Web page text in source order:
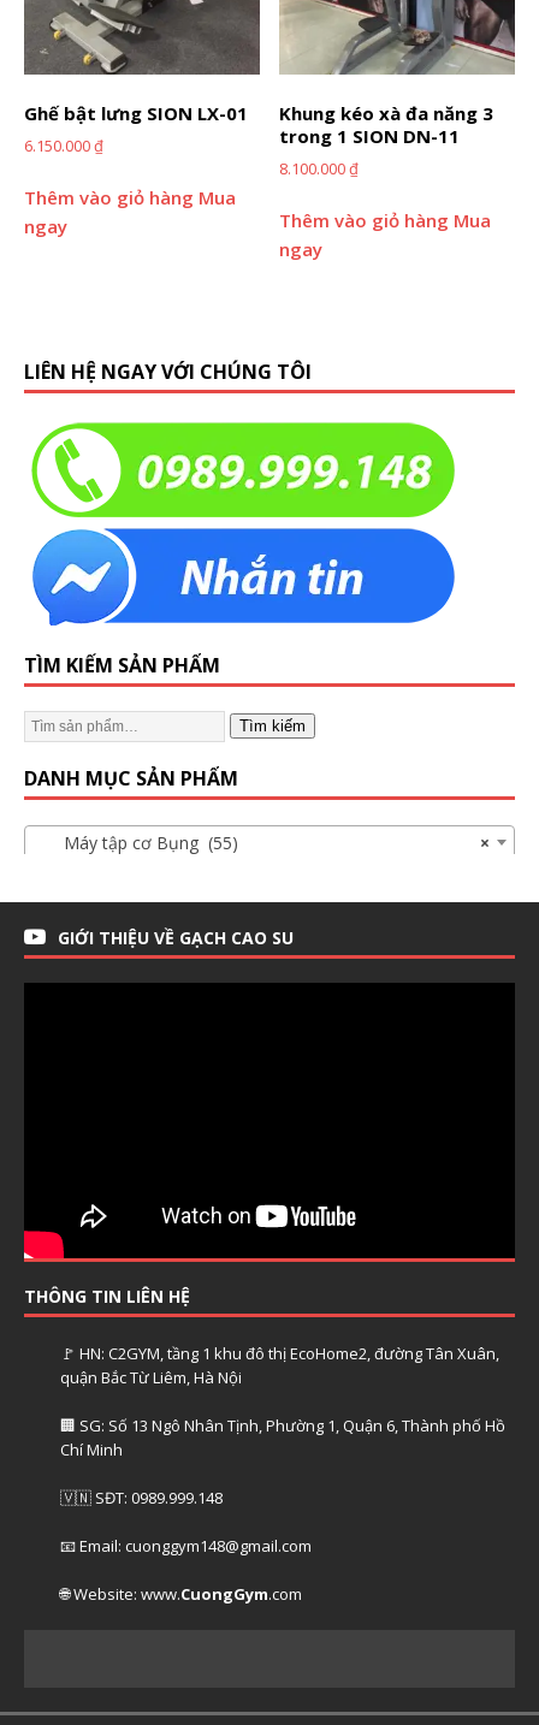
Ghế bật lưng SION LX-01
6.150.000₫
Thêm vào giỏ hàng Mua
ngay
Khung kéo xà đa năng 3
trong 1 SION DN-11
8.100.000₫
Thêm vào giỏ hàng Mua
ngay
LIÊN HỆ NGAY VỚI CHÚNG TÔI
TÌM KIẾM SẢN PHẨM
Tìm kiếm
DANH MỤC SẢN PHẨM
×
Máy tập cơ Bụng (55)
GIỚI THIỆU VỀ GẠCH CAO SU
THÔNG TIN LIÊN HỆ
🚩 HN: C2GYM, tầng 1 khu đô thị EcoHome2, đường Tân Xuân,
quận Bắc Từ Liêm, Hà Nội
🏢 SG: Số 13 Ngô Nhân Tịnh, Phường 1, Quận 6, Thành phố Hồ
Chí Minh
🇻🇳 SĐT: 0989.999.148
📧 Email: cuonggym148@gmail.com
🌐 Website: www.CuongGym.com